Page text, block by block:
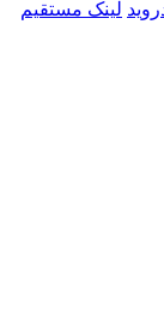
لینک مستقیم